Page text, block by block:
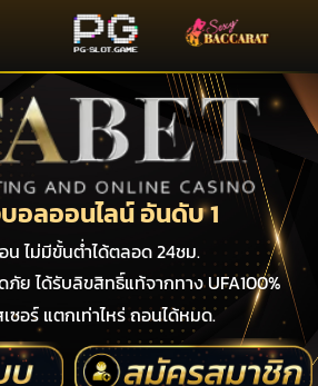
อลออนไลน์ อันดับ 1
น ไม่มีขั้นต่ำได้ตลอด 24ชม.
ย ได้รับลิขสิทธิ์แท้จากทาง UFA100%
ซอร์ แตกเท่าไหร่ ถอนได้หมด.